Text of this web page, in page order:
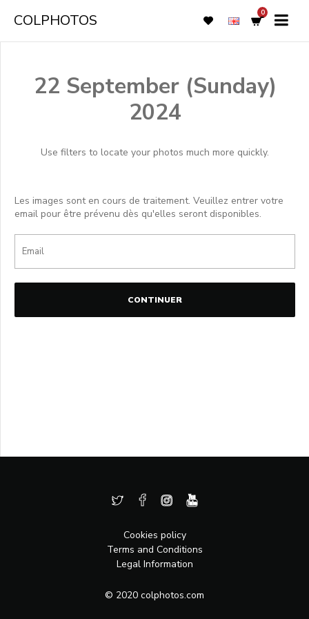
COLPHOTOS 0
22 September (Sunday)
2024
Use filters to locate your photos much more quickly.
Les images sont en cours de traitement. Veuillez entrer votre
email pour être prévenu dès qu'elles seront disponibles.
CONTINUER
Cookies policy
Terms and Conditions
Legal Information
© 2020 colphotos.com